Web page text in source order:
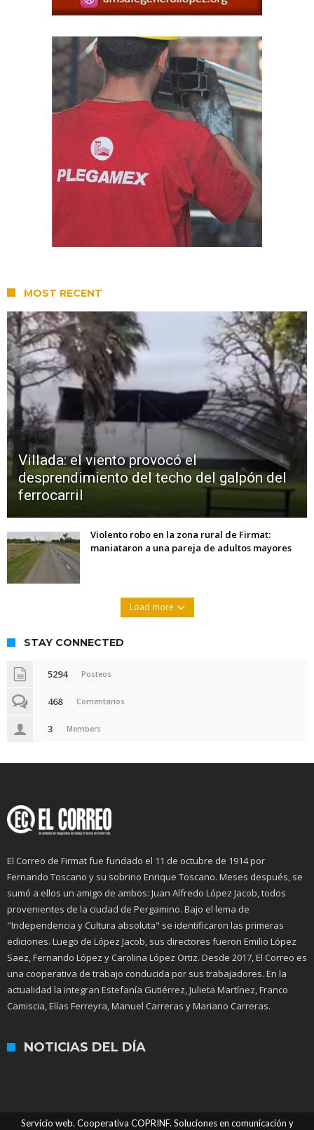
MOST RECENT
Villada: el viento provocó el
desprendimiento del techo del galpón del
ferrocarril
Violento robo en la zona rural de Firmat:
maniataron a una pareja de adultos mayores
Load more
STAY CONNECTED
5294 Posteos
468 Comentarios
3 Members
El Correo de Firmat fue fundado el 11 de octubre de 1914 por
Fernando Toscano y su sobrino Enrique Toscano. Meses después, se
sumó a ellos un amigo de ambos: Juan Alfredo López Jacob, todos
provenientes de la ciudad de Pergamino. Bajo el lema de
"Independencia y Cultura absoluta" se identificaron las primeras
ediciones. Luego de López Jacob, sus directores fueron Emilio López
Saez, Fernando López y Carolina López Ortiz. Desde 2017, El Correo es
una cooperativa de trabajo conducida por sus trabajadores. En la
actualidad la integran Estefanía Gutiérrez, Julieta Martínez, Franco
Camiscia, Elías Ferreyra, Manuel Carreras y Mariano Carreras.
NOTICIAS DEL DÍA
Servicio web. Cooperativa COPRINF. Soluciones en comunicación y